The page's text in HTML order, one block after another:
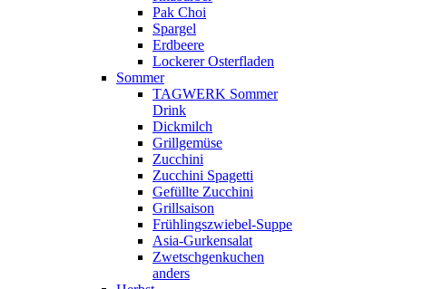
Pak Choi
Spargel
Erdbeere
Lockerer Osterfladen
Sommer
TAGWERK Sommer
Drink
Dickmilch
Grillgemüse
Zucchini
Zucchini Spagetti
Gefüllte Zucchini
Grillsaison
Frühlingszwiebel-Suppe
Asia-Gurkensalat
Zwetschgenkuchen
anders